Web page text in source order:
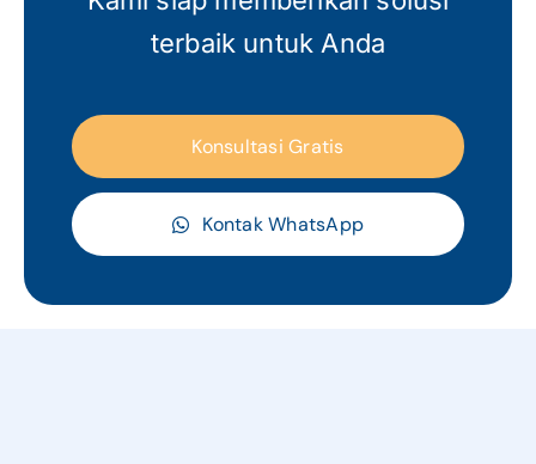
terbaik untuk Anda
Konsultasi Gratis
Kontak WhatsApp